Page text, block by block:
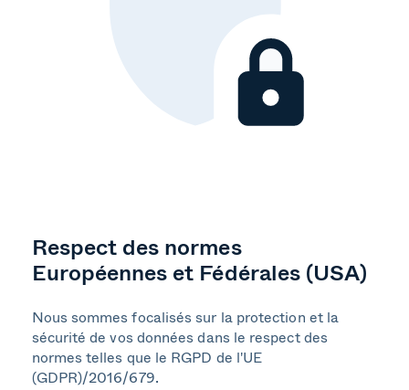
Respect des normes
Européennes et Fédérales (USA)
Nous sommes focalisés sur la protection et la
sécurité de vos données dans le respect des
normes telles que le RGPD de l'UE
(GDPR)/2016/679.